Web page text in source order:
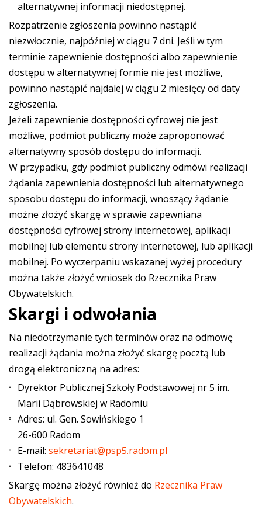
alternatywnej informacji niedostępnej.
Rozpatrzenie zgłoszenia powinno nastąpić
niezwłocznie, najpóźniej w ciągu 7 dni. Jeśli w tym
terminie zapewnienie dostępności albo zapewnienie
dostępu w alternatywnej formie nie jest możliwe,
powinno nastąpić najdalej w ciągu 2 miesięcy od daty
zgłoszenia.
Jeżeli zapewnienie dostępności cyfrowej nie jest
możliwe, podmiot publiczny może zaproponować
alternatywny sposób dostępu do informacji.
W przypadku, gdy podmiot publiczny odmówi realizacji
żądania zapewnienia dostępności lub alternatywnego
sposobu dostępu do informacji, wnoszący żądanie
możne złożyć skargę w sprawie zapewniana
dostępności cyfrowej strony internetowej, aplikacji
mobilnej lub elementu strony internetowej, lub aplikacji
mobilnej. Po wyczerpaniu wskazanej wyżej procedury
można także złożyć wniosek do Rzecznika Praw
Obywatelskich.
Skargi i odwołania
Na niedotrzymanie tych terminów oraz na odmowę
realizacji żądania można złożyć skargę pocztą lub
drogą elektroniczną na adres:
Dyrektor Publicznej Szkoły Podstawowej nr 5 im.
Marii Dąbrowskiej w Radomiu
Adres: ul. Gen. Sowińskiego 1
26-600 Radom
E-mail: sekretariat@psp5.radom.pl
Telefon: 483641048
Skargę można złożyć również do Rzecznika Praw
Obywatelskich.